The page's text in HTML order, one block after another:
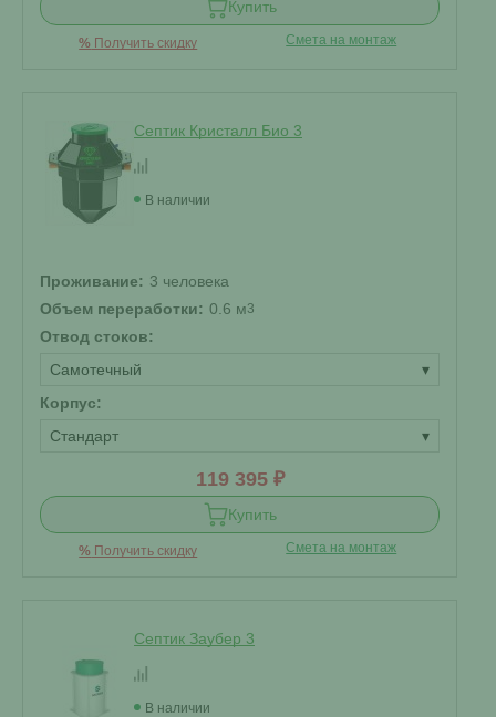
Купить
% Получить скидку Смета на монтаж
Септик Кристалл Био 3
В наличии
Проживание: 3 человека
Объем переработки: 0.6 м3
Отвод стоков:
Самотечный
▾
Корпус:
Стандарт
▾
119 395 ₽
Купить
% Получить скидку Смета на монтаж
Септик Заубер 3
В наличии